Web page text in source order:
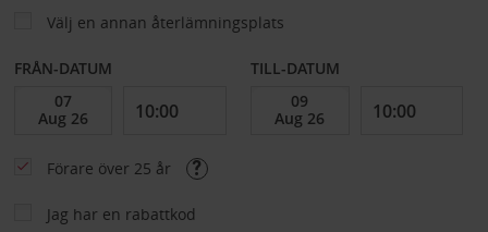
Välj en annan återlämningsplats
FRÅN-DATUM TILL-DATUM
Förare över 25 år
Jag har en rabattkod